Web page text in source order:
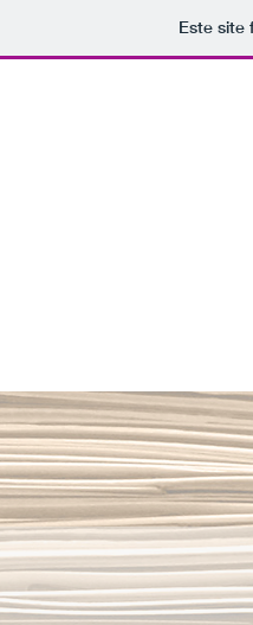
Este site